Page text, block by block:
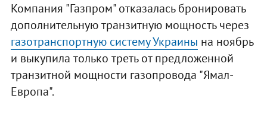
Компания "Газпром" отказалась бронировать
дополнительную транзитную мощность через
газотранспортную систему Украины на ноябрь
и выкупила только треть от предложенной
транзитной мощности газопровода "Ямал-
Европа".